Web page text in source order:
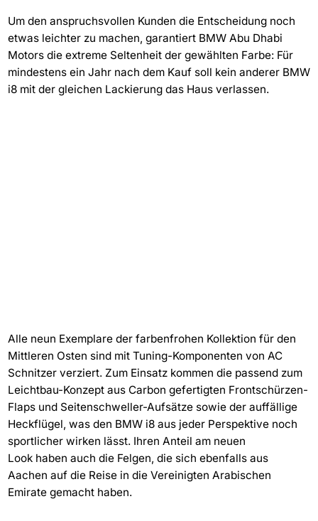
Um den anspruchsvollen Kunden die Entscheidung noch
etwas leichter zu machen, garantiert BMW Abu Dhabi
Motors die extreme Seltenheit der gewählten Farbe: Für
mindestens ein Jahr nach dem Kauf soll kein anderer BMW
i8 mit der gleichen Lackierung das Haus verlassen.
Alle neun Exemplare der farbenfrohen Kollektion für den
Mittleren Osten sind mit Tuning-Komponenten von AC
Schnitzer verziert. Zum Einsatz kommen die passend zum
Leichtbau-Konzept aus Carbon gefertigten Frontschürzen-
Flaps und Seitenschweller-Aufsätze sowie der auffällige
Heckflügel, was den BMW i8 aus jeder Perspektive noch
sportlicher wirken lässt. Ihren Anteil am neuen
Look haben auch die Felgen, die sich ebenfalls aus
Aachen auf die Reise in die Vereinigten Arabischen
Emirate gemacht haben.